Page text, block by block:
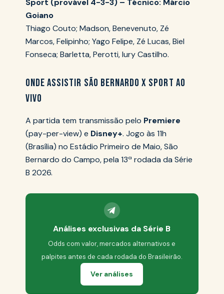
Goiano
Thiago Couto; Madson, Benevenuto, Zé
Marcos, Felipinho; Yago Felipe, Zé Lucas, Biel
Fonseca; Barletta, Perotti, Iury Castilho.
ONDE ASSISTIR SÃO BERNARDO X SPORT AO
VIVO
A partida tem transmissão pelo Premiere
(pay-per-view) e Disney+. Jogo às 11h
(Brasília) no Estádio Primeiro de Maio, São
Bernardo do Campo, pela 13ª rodada da Série
B 2026.
Análises exclusivas da Série B
Odds com valor, mercados alternativos e
palpites antes de cada rodada do Brasileirão.
Ver análises